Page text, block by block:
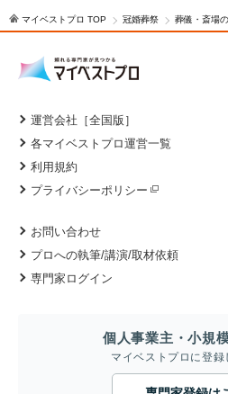
マイベストプロ TOP 冠婚葬祭 葬儀・斎場
運営会社［全国版］
各マイベストプロ運営一覧
利用規約
プライバシーポリシー
お問い合わせ
プロへの執筆/講演/取材依頼
専門家ログイン
個人事業主・小規
マイベストプロに登録